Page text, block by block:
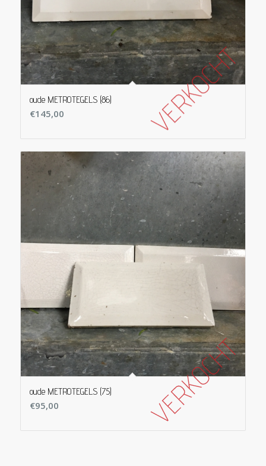
oude METROTEGELS (86)
€145,00
oude METROTEGELS (75)
€95,00